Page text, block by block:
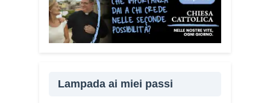
progetto anche nei territori.
Sì, sto
incontrando tante comunità in tutta Italia.
Ringrazio i comuni, le prefetture e le
ad aderire c’è il Comune di Elmas.
Lampada ai miei passi